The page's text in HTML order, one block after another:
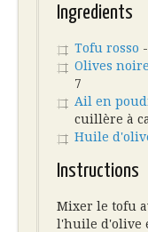
Ingredients
Tofu rosso
Olives
7
Ail en
cuillère à
Huile
Instructions
Mixer le tofu
l'huile d'olive